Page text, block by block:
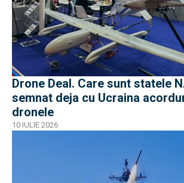
Drone Deal. Care sunt statele
semnat deja cu Ucraina
dronele
10 IULIE 2026